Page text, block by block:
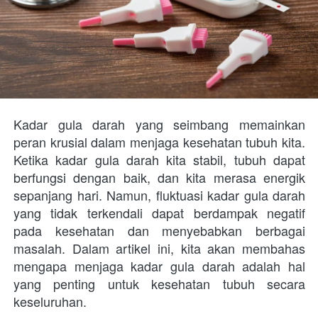
Kadar gula darah yang seimbang memainkan
peran krusial dalam menjaga kesehatan tubuh kita.
Ketika kadar gula darah kita stabil, tubuh dapat
berfungsi dengan baik, dan kita merasa energik
sepanjang hari. Namun, fluktuasi kadar gula darah
yang tidak terkendali dapat berdampak negatif
pada kesehatan dan menyebabkan berbagai
masalah. Dalam artikel ini, kita akan membahas
mengapa menjaga kadar gula darah adalah hal
yang penting untuk kesehatan tubuh secara
keseluruhan.